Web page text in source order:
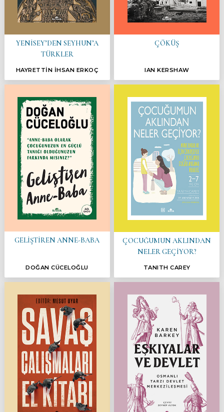
YENİSEY’DEN SEYHUN’A
TÜRKLER
HAYRETTİN İHSAN ERKOÇ
ÇÖKÜŞ
IAN KERSHAW
GELİŞTİREN ANNE-BABA
DOĞAN CÜCELOĞLU
ÇOCUĞUMUN AKLINDAN
NELER GEÇİYOR?
TANITH CAREY